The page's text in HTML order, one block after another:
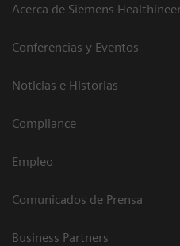
Acerca de Siemens
Conferencias y Eventos
Noticias e Historias
Compliance
Empleo
Comunicados de Prensa
Business Partners